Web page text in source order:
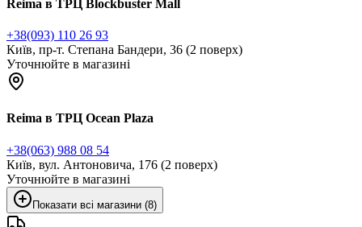
Reima в ТРЦ Blockbuster Mall
+38(093) 110 26 93
Київ, пр-т. Степана Бандери, 36 (2 поверх)
Уточнюйте в магазині
Reima в ТРЦ Ocean Plaza
+38(063) 988 08 54
Київ, вул. Антоновича, 176 (2 поверх)
Уточнюйте в магазині
Показати всі магазини (8)